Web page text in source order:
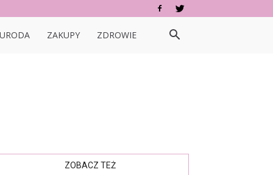
URODA ZAKUPY ZDROWIE
ZOBACZ TEŻ